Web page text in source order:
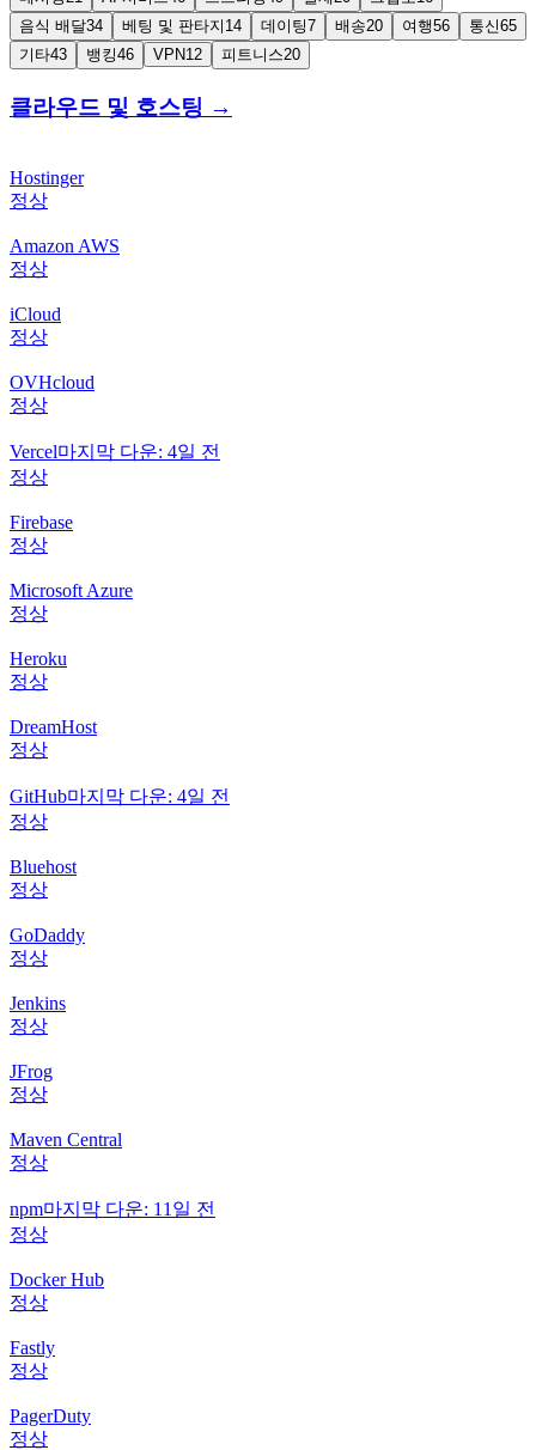
음식 배달34 베팅 및 판타지 14 데이팅7 배송20 여행56 통신65
기타43 뱅킹46 VPN12 피트니스20
클라우드 및 호스팅 →
Hostinger
정상
Amazon AWS
정상
iCloud
정상
OVHcloud
정상
Vercel마지막 다운: 4일 전
정상
Firebase
정상
Microsoft Azure
정상
Heroku
정상
DreamHost
정상
GitHub마지막 다운: 4일 전
정상
Bluehost
정상
GoDaddy
정상
Jenkins
정상
JFrog
정상
Maven Central
정상
npm마지막 다운: 11일 전
정상
Docker Hub
정상
Fastly
정상
PagerDuty
정상